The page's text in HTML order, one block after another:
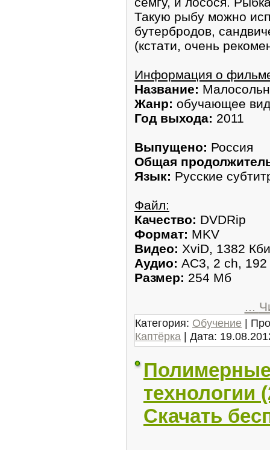
Такую рыбу можно
бутербродов,
(кстати, очень
Информация о
Название:
Жанр: обучающее
Год выхода: 2011
Выпущено: Россия
Общая
Язык: Русские
Файл:
Качество: DVDRip
Формат: MKV
Видео: XviD, 1382
Аудио: AC3, 2 ch, 192
Размер: 254 Мб
...
Категория: Обучение |
Каптёрка | Дата:
технологии
Скачать